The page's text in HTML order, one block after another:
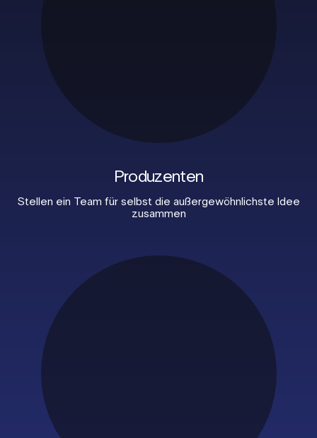
Produzenten
Stellen ein Team für selbst die außergewöhnlichste Idee
zusammen